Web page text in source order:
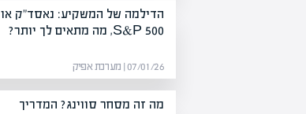
הדילמה של המשקיע: נאסד"ק או
S&P 500, מה מתאים לך יותר?
07/01/26 | מערכת אפיק
מה זה מסחר סווינג? המדריך